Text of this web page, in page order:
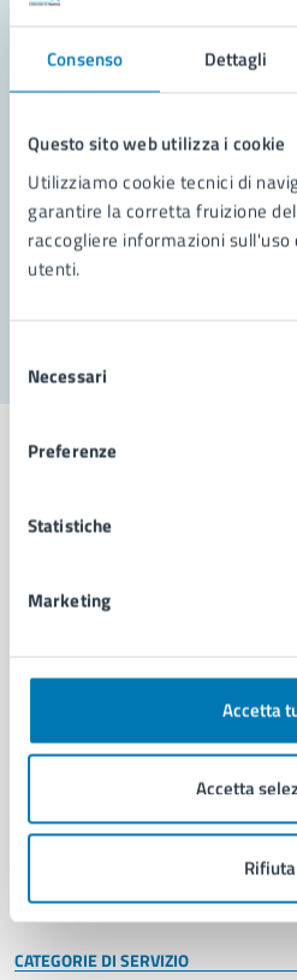
Consenso Dettagli
Questo sito web utilizza i cookie
Utilizziamo cookie tecnici di
garantire la corretta fruizione
raccogliere informazioni
utenti.
delNecessari
Preferenze
Statistiche
Marketing
Accetta
Accetta
Rifiuta
Leggi le domande frequenti
Richiedi assistenza
Prenota appuntamento
Problemi in città
Comune di Napoli
AMMINISTRAZIONE
Organi di governo
Enti e fondazioni
Personale amministrativo
Intranet, posta aziendale e
CATEGORIE DI SERVIZIO